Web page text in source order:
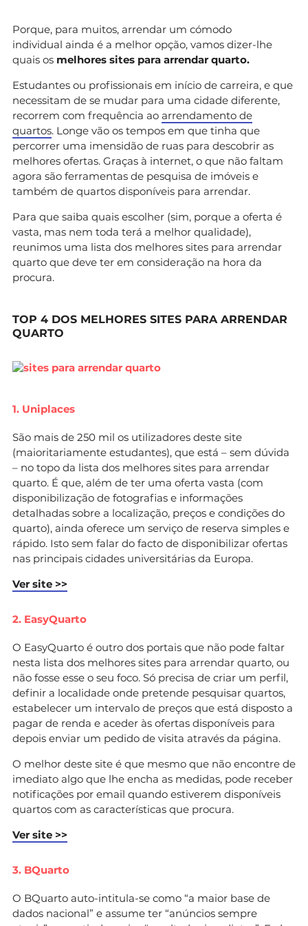
Porque, para muitos, arrendar um cómodo
individual ainda é a melhor opção, vamos dizer-lhe
quais os melhores sites para arrendar quarto.
Estudantes ou profissionais em início de carreira, e que
necessitam de se mudar para uma cidade diferente,
recorrem com frequência ao arrendamento de
quartos. Longe vão os tempos em que tinha que
percorrer uma imensidão de ruas para descobrir as
melhores ofertas. Graças à internet, o que não faltam
agora são ferramentas de pesquisa de imóveis e
também de quartos disponíveis para arrendar.
Para que saiba quais escolher (sim, porque a oferta é
vasta, mas nem toda terá a melhor qualidade),
reunimos uma lista dos melhores sites para arrendar
quarto que deve ter em consideração na hora da
procura.
TOP 4 DOS MELHORES SITES PARA ARRENDAR
QUARTO
1. Uniplaces
São mais de 250 mil os utilizadores deste site
(maioritariamente estudantes), que está – sem dúvida
– no topo da lista dos melhores sites para arrendar
quarto. É que, além de ter uma oferta vasta (com
disponibilização de fotografias e informações
detalhadas sobre a localização, preços e condições do
quarto), ainda oferece um serviço de reserva simples e
rápido. Isto sem falar do facto de disponibilizar ofertas
nas principais cidades universitárias da Europa.
Ver site >>
2. EasyQuarto
O EasyQuarto é outro dos portais que não pode faltar
nesta lista dos melhores sites para arrendar quarto, ou
não fosse esse o seu foco. Só precisa de criar um perfil,
definir a localidade onde pretende pesquisar quartos,
estabelecer um intervalo de preços que está disposto a
pagar de renda e aceder às ofertas disponíveis para
depois enviar um pedido de visita através da página.
O melhor deste site é que mesmo que não encontre de
imediato algo que lhe encha as medidas, pode receber
notificações por email quando estiverem disponíveis
quartos com as características que procura.
Ver site >>
3. BQuarto
O BQuarto auto-intitula-se como “a maior base de
dados nacional” e assume ter “anúncios sempre